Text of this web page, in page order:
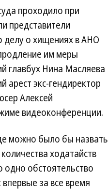
проходило при
представители
делу о хищениях в АНО
им меры
главбух Нина Масляева
экс-гендиректор
Алексей
видеоконференции.
можно было бы назвать
ходатайств
одно обстоятельство
за все время